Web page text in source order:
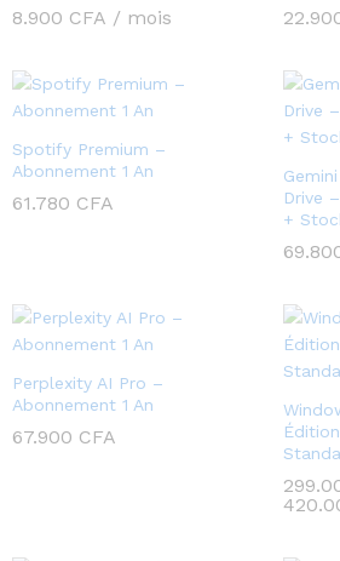
8.900 CFA / mois
Spotify Premium –
Abonnement 1 An
61.780 CFA
Drive
+
Perplexity AI Pro –
Abonnement 1 An
67.900 CFA